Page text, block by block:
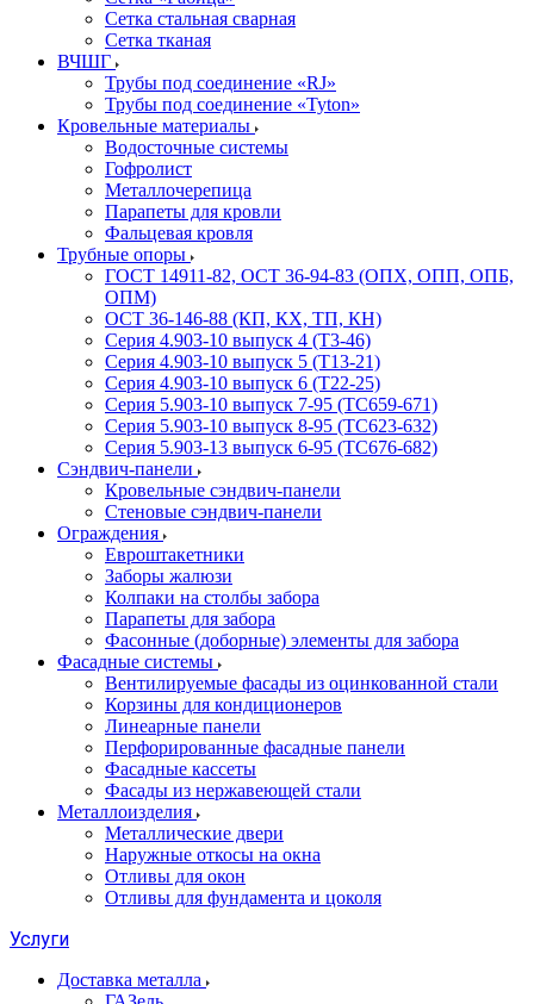
Сетка стальная сварная
Сетка тканая
ВЧШГ
Трубы под соединение «RJ»
Трубы под соединение «Tyton»
Кровельные материалы
Водосточные системы
Гофролист
Металлочерепица
Парапеты для кровли
Фальцевая кровля
Трубные опоры
ГОСТ 14911-82, ОСТ 36-94-83 (ОПХ, ОПП, ОПБ,
ОПМ)
ОСТ 36-146-88 (КП, КХ, ТП, КН)
Серия 4.903-10 выпуск 4 (Т3-46)
Серия 4.903-10 выпуск 5 (Т13-21)
Серия 4.903-10 выпуск 6 (Т22-25)
Серия 5.903-10 выпуск 7-95 (ТС659-671)
Серия 5.903-10 выпуск 8-95 (ТС623-632)
Серия 5.903-13 выпуск 6-95 (ТС676-682)
Сэндвич-панели
Кровельные сэндвич-панели
Стеновые сэндвич-панели
Ограждения
Евроштакетники
Заборы жалюзи
Колпаки на столбы забора
Парапеты для забора
Фасонные (доборные) элементы для забора
Фасадные системы
Вентилируемые фасады из оцинкованной стали
Корзины для кондиционеров
Линеарные панели
Перфорированные фасадные панели
Фасадные кассеты
Фасады из нержавеющей стали
Металлоизделия
Металлические двери
Наружные откосы на окна
Отливы для окон
Отливы для фундамента и цоколя
Услуги
Доставка металла